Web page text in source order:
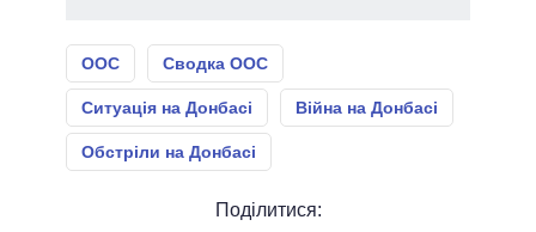
ООС Сводка ООС
Ситуація на Донбасі Війна на Донбасі
Обстріли на Донбасі
Поділитися: